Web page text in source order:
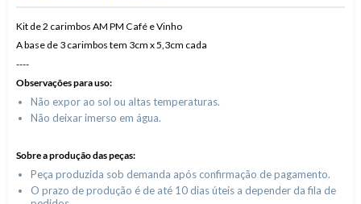
Kit de 2 carimbos AM PM Café e Vinho
A base de 3 carimbos tem 3cm x 5,3cm cada
----
Observações para uso:
Não expor ao sol ou altas temperaturas.
Não deixar imerso em água.
Sobre a produção das peças:
Peça produzida sob demanda após confirmação de pagamento.
O prazo de produção é de até 10 dias úteis a depender da fila de